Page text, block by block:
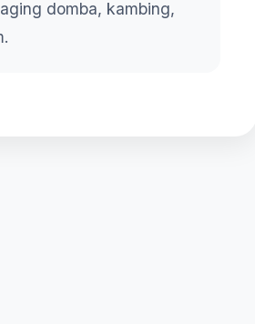
domba, kambing,